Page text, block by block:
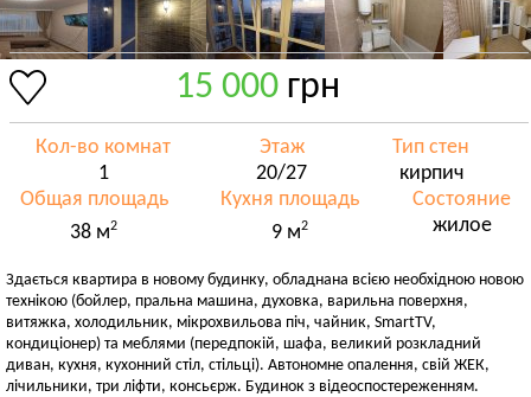
15 000 грн
Кол-во комнат
1
Этаж
20/27
Тип стен
кирпич
Общая площадь
38 м2
Кухня площадь
9 м2
Состояние
жилое
Здається квартира в новому будинку, обладнана всією необхідною новою
технікою (бойлер, пральна машина, духовка, варильна поверхня,
витяжка, холодильник, мікрохвильова піч, чайник, SmartTV,
кондиціонер) та меблями (передпокій, шафа, великий розкладний
диван, кухня, кухонний стіл, стільці). Автономне опалення, свій ЖЕК,
лічильники, три ліфти, консьєрж. Будинок з відеоспостереженням.